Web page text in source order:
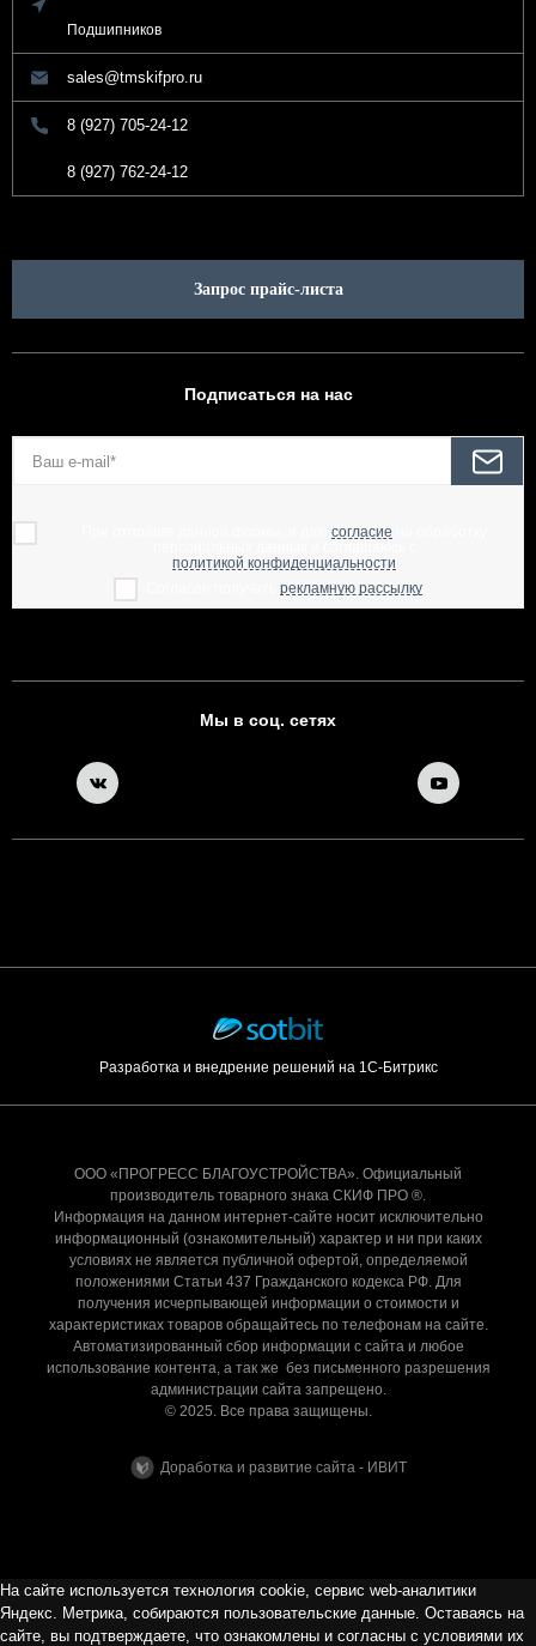
Подшипников
sales@tmskifpro.ru
8 (927) 705-24-12
8 (927) 762-24-12
Запрос прайс-листа
Подписаться на нас
согласие
политикой конфиденциальности
рекламную рассылку
Мы в соц. сетях
Разработка и внедрение решений на 1С-Битрикс
ООО «ПРОГРЕСС БЛАГОУСТРОЙСТВА». Официальный
производитель товарного знака СКИФ ПРО ®.
Информация на данном интернет-сайте носит исключительно
информационный (ознакомительный) характер и ни при каких
условиях не является публичной офертой, определяемой
положениями Статьи 437 Гражданского кодекса РФ. Для
получения исчерпывающей информации о стоимости и
характеристиках товаров обращайтесь по телефонам на сайте.
Автоматизированный сбор информации с сайта и любое
использование контента, а так же без письменного разрешения
администрации сайта запрещено.
© 2025. Все права защищены.
Доработка и развитие сайта - ИВИТ
На сайте используется технология cookie, сервис web-аналитики
Яндекс. Метрика, собираются пользовательские данные. Оставаясь на
сайте, вы подтверждаете, что ознакомлены и согласны с условиями их